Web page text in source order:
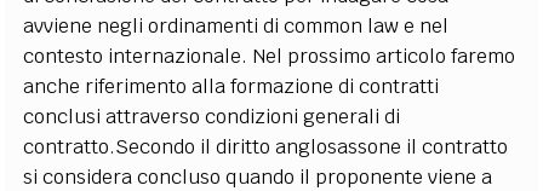
avviene negli ordinamenti di common law e nel
contesto internazionale. Nel prossimo articolo faremo
anche riferimento alla formazione di contratti
conclusi attraverso condizioni generali di
contratto.Secondo il diritto anglosassone il contratto
si considera concluso quando il proponente viene a